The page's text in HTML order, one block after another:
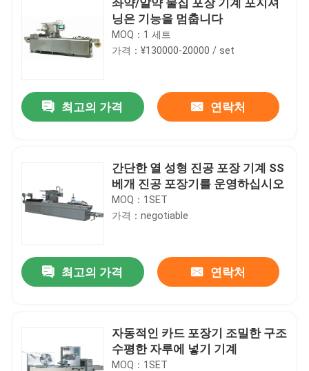
닝은 기능을 멈춥니다
MOQ：1 세트
가격：¥130000-20000 / set
최고의 가격 연락처
간단한 열 성형 진공 포장 기계 SS
베개 진공 포장기를 운영하십시오
MOQ：1SET
가격：negotiable
최고의 가격 연락처
자동적인 카드 포장기 조밀한 구조
수평한 자루에 넣기 기계
MOQ：1SET